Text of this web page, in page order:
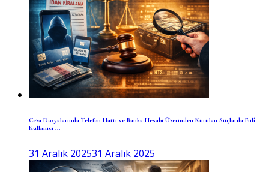
Ceza Dosyalarında Telefon Hattı ve Banka Hesabı Üzerinden Kurulan Suçlarda Fiilî
Kullanıcı ...
31 Aralık 202531 Aralık 2025